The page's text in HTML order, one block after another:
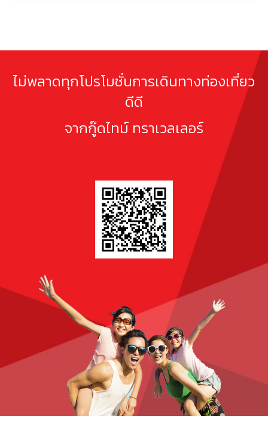
ไม่พลาดทุกโปรโมชั่นการเดินทางท่องเที่ยว
ดีดี
จากกู๊ดไทม์ ทราเวลเลอร์